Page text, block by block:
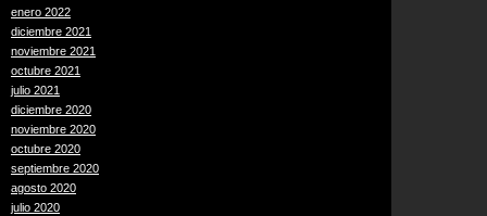
enero 2022
diciembre 2021
noviembre 2021
octubre 2021
julio 2021
diciembre 2020
noviembre 2020
octubre 2020
septiembre 2020
agosto 2020
julio 2020